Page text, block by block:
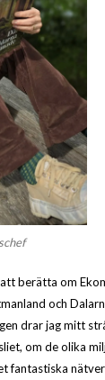
berätta om
och
drar jag mitt
om de olika
fantastiska